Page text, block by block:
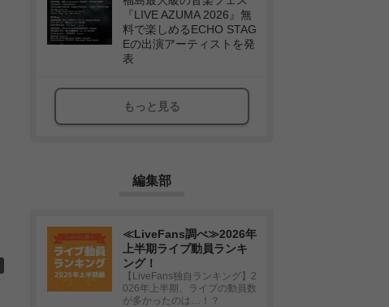
『LIVE AZUMA 2026』無
料で楽しめるECHO STAG
Eの出演アーティストを発
表
もっと見る
編集部
≪LiveFans調べ≫2026年
上半期ライブ動員ランキ
ング！
【LiveFans独自ランキング】2
026年上半期、ライブの動員数
が多かったのは…！？